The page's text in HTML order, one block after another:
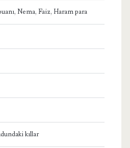
Nema, Faiz, Haram para
kıllar